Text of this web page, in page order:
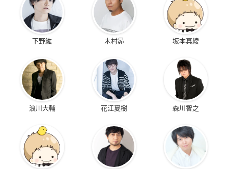
下野紘 木村昴 坂本真綾
浪川大輔 花江夏樹 森川智之